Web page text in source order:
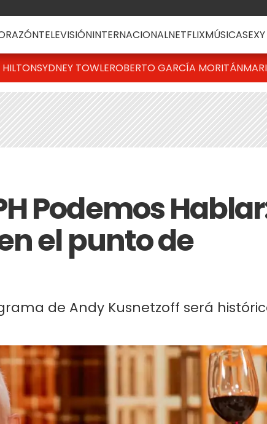
TELEVISIÓNINTERNACIONALNETFLIXMÚSICASEXY
HILTONSYDNEY TOWLEROBERTO GARCÍA MORITÁN
Podemos
el punto de
de Andy Kusnetzoff será